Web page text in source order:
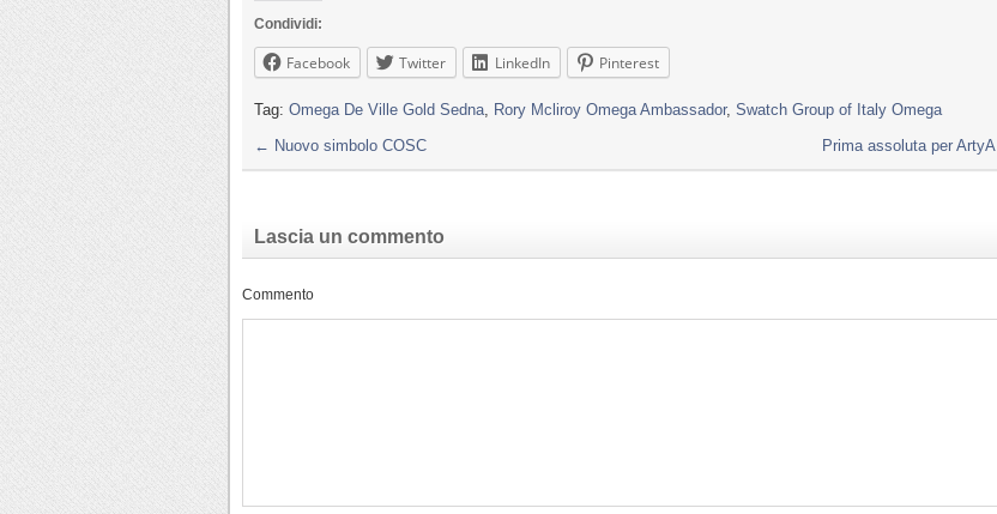
Condividi:
Facebook Twitter LinkedIn Pinterest
Tag: Omega De Ville Gold Sedna, Rory Mcliroy Omega Ambassador, Swatch Group of Italy Omega
← Nuovo simbolo COSC Prima assoluta per ArtyA
Lascia un commento
Commento